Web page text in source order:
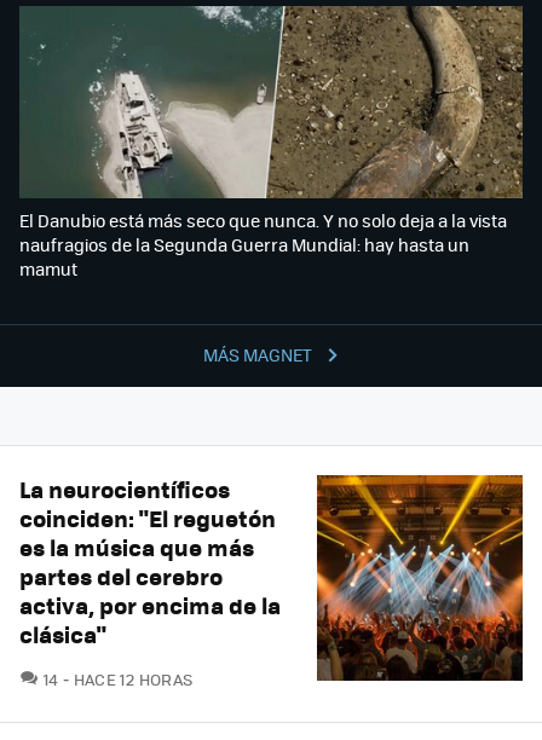
MÁS MAGNET
El Danubio está más seco que nunca. Y no solo deja a la vista
naufragios de la Segunda Guerra Mundial: hay hasta un
mamut
La neurocientíficos
coinciden: "El reguetón
es la música que más
partes del cerebro
activa, por encima de la
clásica"
14 COMENTARIOS
HACE 12 HORAS